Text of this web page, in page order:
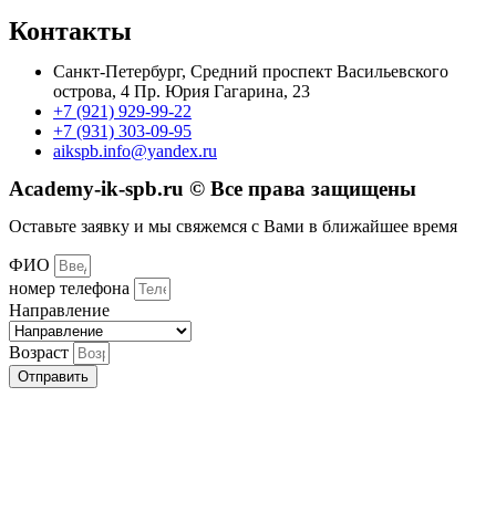
Контакты
Санкт-Петербург, Средний проспект Васильевского
острова, 4 Пр. Юрия Гагарина, 23
+7 (921) 929-99-22
+7 (931) 303-09-95
aikspb.info@yandex.ru
Academy-ik-spb.ru © Все права защищены
Оставьте заявку и мы свяжемся с Вами в ближайшее время
ФИО
номер телефона
Направление
Возраст
Отправить